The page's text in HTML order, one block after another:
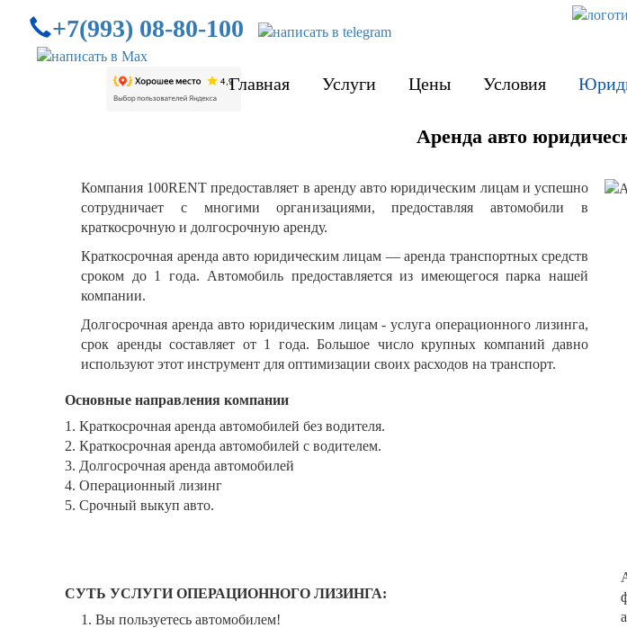
+7(993) 08-80-100
Главная Услуги Цены Условия
Аренда авто
Компания 100RENT предоставляет в аренду авто юридическим лицам и успешно
сотрудничает с многими организациями, предоставляя автомобили в
краткосрочную и долгосрочную аренду.
Краткосрочная аренда авто юридическим лицам — аренда транспортных средств
сроком до 1 года. Автомобиль предоставляется из имеющегося парка нашей
компании.
Долгосрочная аренда авто юридическим лицам - услуга операционного лизинга,
срок аренды составляет от 1 года. Большое число крупных компаний давно
используют этот инструмент для оптимизации своих расходов на транспорт.
Основные направления компании
1. Краткосрочная аренда автомобилей без водителя.
2. Краткосрочная аренда автомобилей с водителем.
3. Долгосрочная аренда автомобилей
4. Операционный лизинг
5. Срочный выкуп авто.
СУТЬ УСЛУГИ ОПЕРАЦИОННОГО ЛИЗИНГА:
1. Вы пользуетесь автомобилем!